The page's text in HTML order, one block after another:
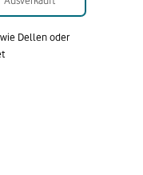
Dellen oder